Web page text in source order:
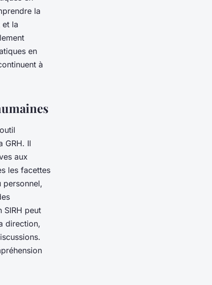
la
la
en
à
GRH. Il
aux
les facettes
personnel,
SIRH peut
direction,